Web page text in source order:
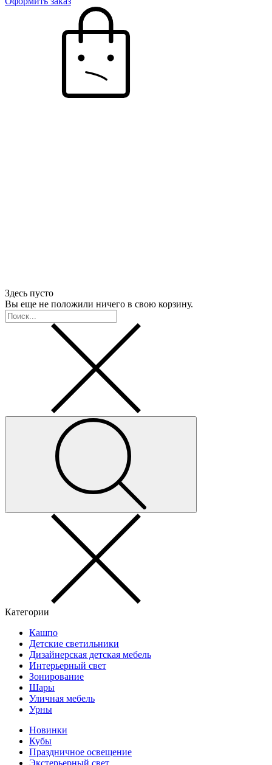
Здесь пусто
Вы еще не положили ничего в свою корзину.
Категории
Кашпо
Детские светильники
Дизайнерская детская мебель
Интерьерный свет
Зонирование
Шары
Уличная мебель
Урны
Новинки
Кубы
Праздничное освещение
Экстерьерный свет